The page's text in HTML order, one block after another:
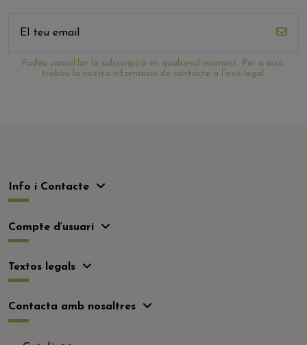
Podeu cancel·lar la subscripció en qualsevol moment. Per a això,
trobeu la nostra informació de contacte a l'avís legal.
Info i Contacte
Compte d’usuari
Textos legals
Contacta amb nosaltres